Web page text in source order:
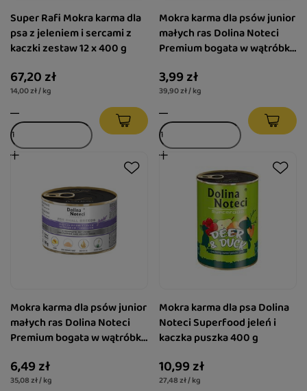
Super Rafi Mokra karma dla
psa z jeleniem i sercami z
kaczki zestaw 12 x 400 g
67,20 zł
14,00 zł / kg
Mokra karma dla psów junior
małych ras Dolina Noteci
Premium bogata w wątróbkę
saszetka 100 g
3,99 zł
39,90 zł / kg
Mokra karma dla psów junior
małych ras Dolina Noteci
Premium bogata w wątróbkę
puszka 185 g
6,49 zł
35,08 zł / kg
Mokra karma dla psa Dolina
Noteci Superfood jeleń i
kaczka puszka 400 g
10,99 zł
27,48 zł / kg